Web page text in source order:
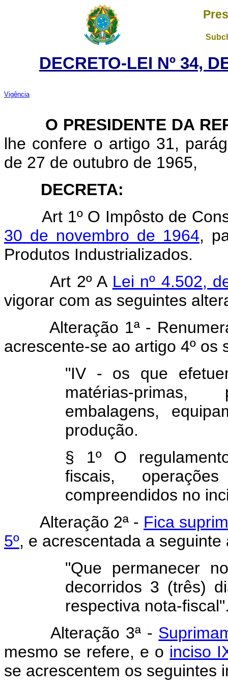
DECRETO-LEI Nº 34,
Vigência
O PRESIDENTE DA
lhe confere o artigo 31,
de 27 de outubro de 1965,
DECRETA:
Art 1º O Impôsto de
30 de novembro de 1964,
Produtos
Art 2º A Lei nº 4.502,
vigorar com as seguintes
Alteração 1ª -
acrescente-se ao artigo 4º os
"IV - os que
matérias-primas,
embalagens,
produção.
§ 1º O
fiscais,
compreendidos no
Alteração 2ª - Fica
5º, e acrescentada a seguinte
"Que permanecer
decorridos 3 (três)
respectiva nota-
Alteração 3ª -
mesmo se refere, e o inciso
se acrescentem os